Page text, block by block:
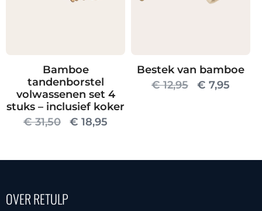
Bamboe
tandenborstel
volwassenen set 4
stuks – inclusief koker
€31,50
Oorspronkelijke
€ 18,95
Bestek van bamboe
€12,95 € 7,95
OVER RETULP